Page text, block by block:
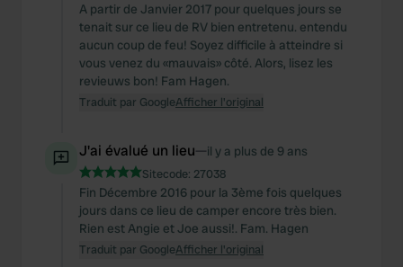
A partir de Janvier 2017 pour quelques jours se
tenait sur ce lieu de RV bien entretenu. entendu
aucun coup de feu! Soyez difficile à atteindre si
vous venez du «mauvais» côté. Alors, lisez les
revieuws bon! Fam Hagen.
Traduit par GoogleAfficher l'original
J'ai évalué un lieu—il y a plus de 9 ans
Sitecode: 27038
Fin Décembre 2016 pour la 3ème fois quelques
jours dans ce lieu de camper encore très bien.
Rien est Angie et Joe aussi!. Fam. Hagen
Traduit par GoogleAfficher l'original